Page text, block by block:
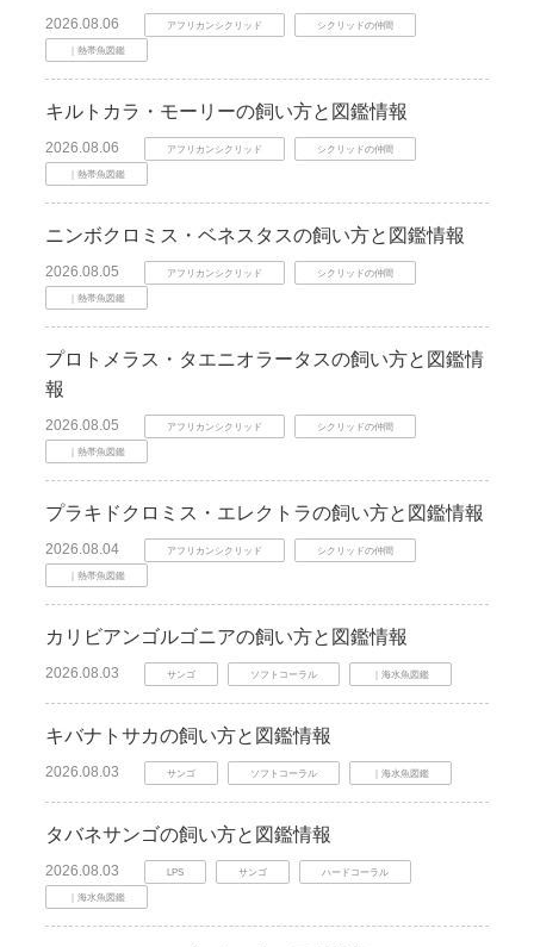
2026.08.06 アフリカンシクリッド シクリッドの仲間
｜熱帯魚図鑑
キルトカラ・モーリーの飼い方と図鑑情報
2026.08.06 アフリカンシクリッド シクリッドの仲間
｜熱帯魚図鑑
ニンボクロミス・ベネスタスの飼い方と図鑑情報
2026.08.05 アフリカンシクリッド シクリッドの仲間
｜熱帯魚図鑑
プロトメラス・タエニオラータスの飼い方と図鑑情
報
2026.08.05 アフリカンシクリッド シクリッドの仲間
｜熱帯魚図鑑
プラキドクロミス・エレクトラの飼い方と図鑑情報
2026.08.04 アフリカンシクリッド シクリッドの仲間
｜熱帯魚図鑑
カリビアンゴルゴニアの飼い方と図鑑情報
2026.08.03 サンゴ ソフトコーラル ｜海水魚図鑑
キバナトサカの飼い方と図鑑情報
2026.08.03 サンゴ ソフトコーラル ｜海水魚図鑑
タバネサンゴの飼い方と図鑑情報
2026.08.03 LPS サンゴ ハードコーラル
｜海水魚図鑑